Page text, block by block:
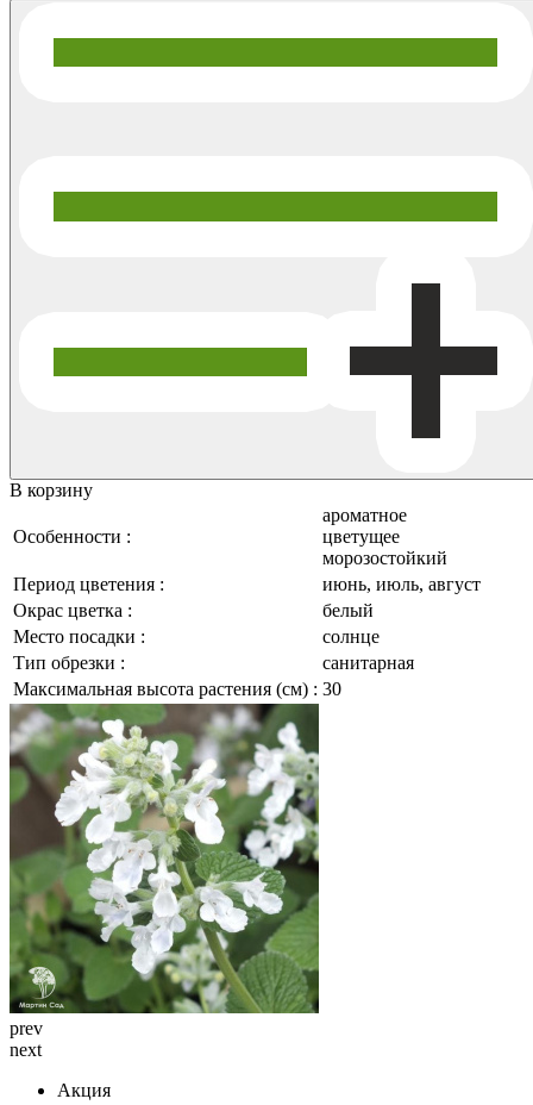
В корзину
Особенности :
ароматное
цветущее
морозостойкий
Период цветения :
июнь, июль, август
Окрас цветка :
белый
Место посадки :
солнце
Тип обрезки :
санитарная
Максимальная высота растения (см) : 30
prev
next
Акция